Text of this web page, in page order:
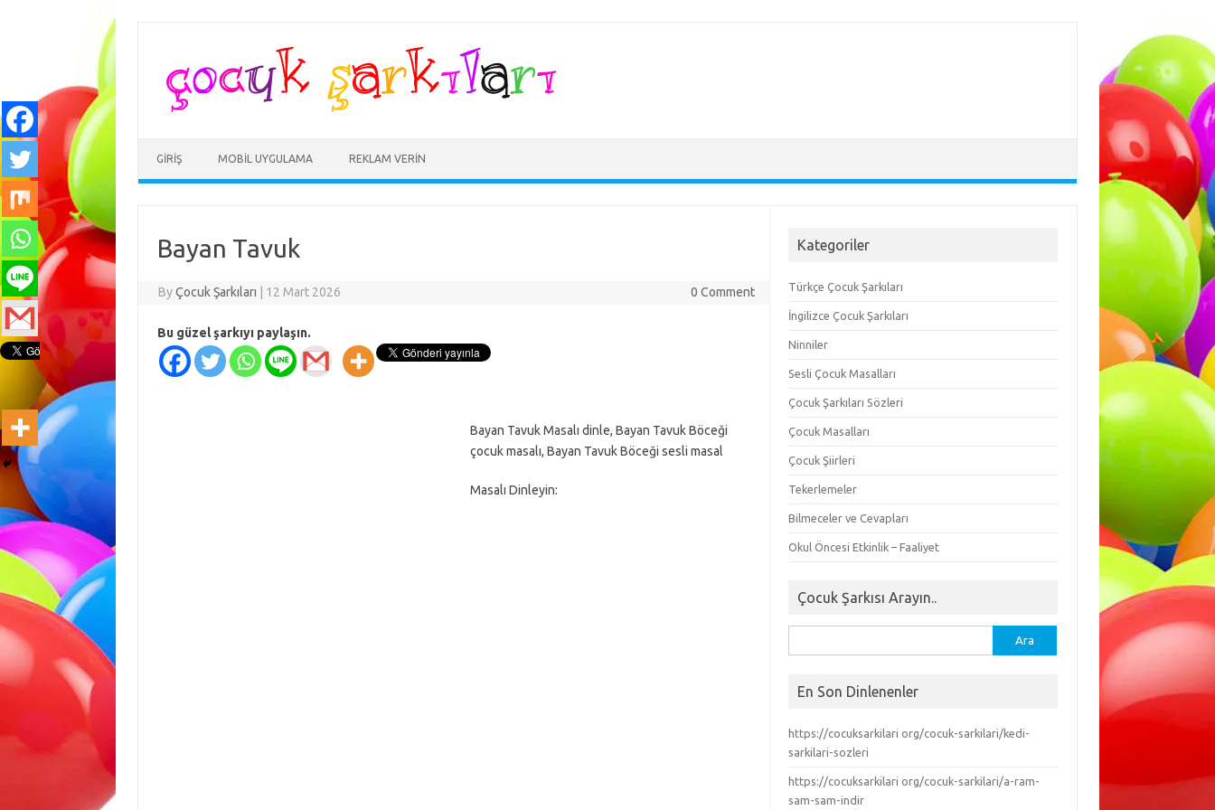
GIRIŞ MOBIL UYGULAMA REKLAM VERIN
Bayan Tavuk
ByÇocuk Şarkıları 12 Mart 2026 0 Comment
Bu güzel şarkıyı paylaşın.
Bayan Tavuk Masalı dinle, Bayan Tavuk Böceği
çocuk masalı, Bayan Tavuk Böceği sesli masal
Masalı Dinleyin:
Kategoriler
Türkçe Çocuk Şarkıları
İngilizce Çocuk Şarkıları
Ninniler
Sesli Çocuk Masalları
Çocuk Şarkıları Sözleri
Çocuk Masalları
Çocuk Şiirleri
Tekerlemeler
Bilmeceler ve Cevapları
Okul Öncesi Etkinlik – Faaliyet
Çocuk Şarkısı Arayın..
En Son Dinlenenler
https://cocuksarkilari org/cocuk-sarkilari/kedi-
sarkilari-sozleri
https://cocuksarkilari org/cocuk-sarkilari/a-ram-
sam-sam-indir